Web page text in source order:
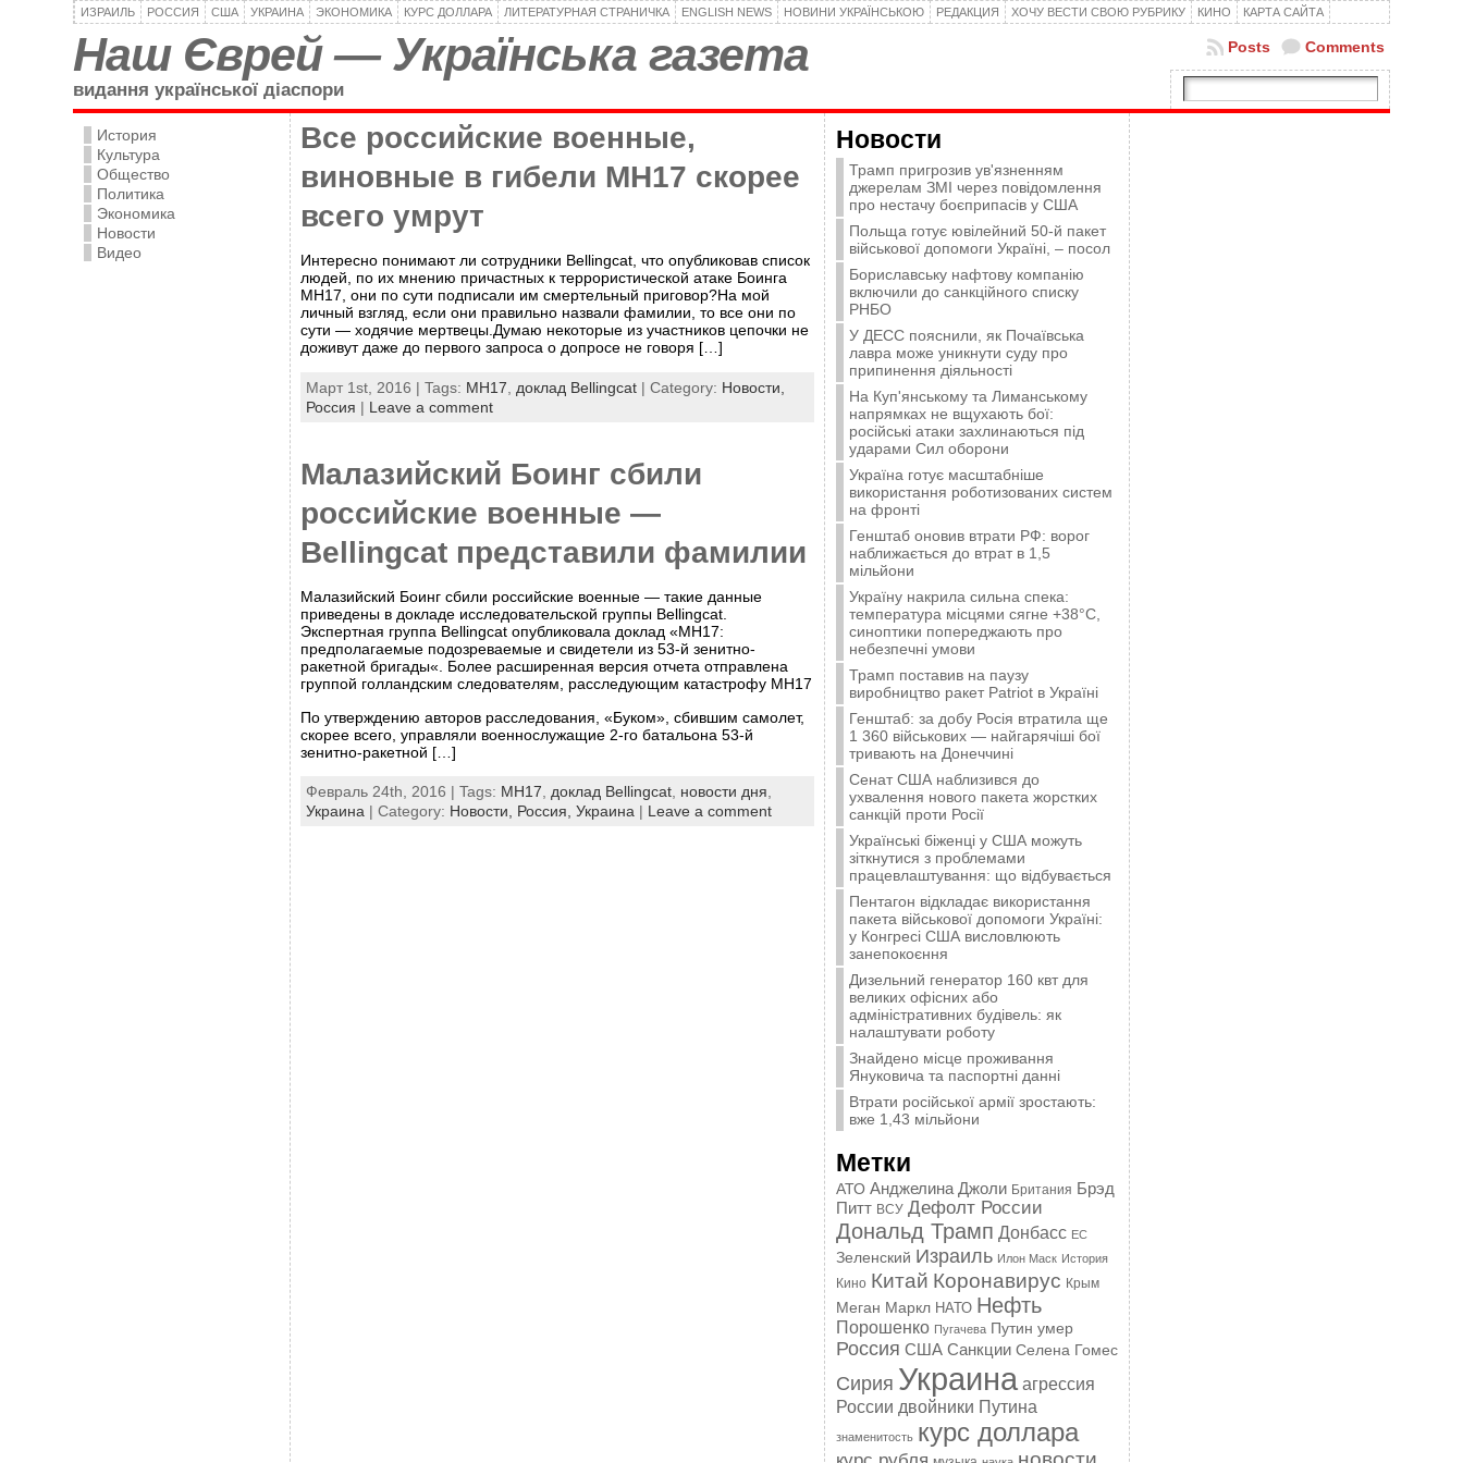
ИЗРАИЛЬ РОССИЯ США УКРАИНА ЭКОНОМИКА КУРС ДОЛЛАРА ЛИТЕРАТУРНАЯ СТРАНИЧКА ENGLISH NEWS НОВИНИ УКРАЇНСЬКОЮ РЕДАКЦИЯ ХОЧУ ВЕСТИ СВОЮ РУБРИКУ КИНО КАРТА САЙТА
Наш Єврей — Українська газета
видання української діаспори
Comments
Posts
История
Культура
Общество
Политика
Экономика
Новости
Видео
Все российские военные,
виновные в гибели MH17 скорее
всего умрут
Интересно понимают ли сотрудники Bellingcat, что опубликовав список
людей, по их мнению причастных к террористической атаке Боинга
MH17, они по сути подписали им смертельный приговор?На мой
личный взгляд, если они правильно назвали фамилии, то все они по
сути — ходячие мертвецы.Думаю некоторые из участников цепочки не
доживут даже до первого запроса о допросе не говоря […]
Март 1st, 2016 | Tags: MH17 доклад Bellingcat | Category: Новости,
Россия | Leave a comment
Малазийский Боинг сбили
российские военные —
Bellingcat представили фамилии
Малазийский Боинг сбили российские военные — такие данные
приведены в докладе исследовательской группы Bellingcat.
Экспертная группа Bellingcat опубликовала доклад «MH17:
предполагаемые подозреваемые и свидетели из 53-й зенитно-
ракетной бригады«. Более расширенная версия отчета отправлена
группой голландским следователям, расследующим катастрофу MH17
По утверждению авторов расследования, «Буком», сбившим самолет,
скорее всего, управляли военнослужащие 2-го батальона 53-й
зенитно-ракетной […]
Февраль 24th, 2016 | Tags: MH17 доклад Bellingcat новости дня
Украина | Category: Новости, Россия, Украина | Leave a comment
Новости
Трамп пригрозив ув'язненням
джерелам ЗМІ через повідомлення
про нестачу боєприпасів у США
Польща готує ювілейний 50-й пакет
військової допомоги Україні, – посол
Бориславську нафтову компанію
включили до санкційного списку
РНБО
У ДЕСС пояснили, як Почаївська
лавра може уникнути суду про
припинення діяльності
На Куп'янському та Лиманському
напрямках не вщухають бої:
російські атаки захлинаються під
ударами Сил оборони
Україна готує масштабніше
використання роботизованих систем
на фронті
Генштаб оновив втрати РФ: ворог
наближається до втрат в 1,5
мільйони
Україну накрила сильна спека:
температура місцями сягне +38°C,
синоптики попереджають про
небезпечні умови
Трамп поставив на паузу
виробництво ракет Patriot в Україні
Генштаб: за добу Росія втратила ще
1 360 військових — найгарячіші бої
тривають на Донеччині
Сенат США наблизився до
ухвалення нового пакета жорстких
санкцій проти Росії
Українські біженці у США можуть
зіткнутися з проблемами
працевлаштування: що відбувається
Пентагон відкладає використання
пакета військової допомоги Україні:
у Конгресі США висловлюють
занепокоєння
Дизельний генератор 160 квт для
великих офісних або
адміністративних будівель: як
налаштувати роботу
Знайдено місце проживання
Януковича та паспортні данні
Втрати російської армії зростають:
вже 1,43 мільйони
Метки
АТО Анджелина Джоли Британия Брэд
Питт ВСУ Дефолт России
Дональд Трамп Донбасс ЕС
Зеленский Израиль Илон Маск История
Кино Китай Коронавирус Крым
Меган Маркл НАТО Нефть
Порошенко Пугачева Путин умер
Россия США Санкции Селена Гомес
Сирия Украина агрессия
России двойники Путина
знаменитость курс доллара